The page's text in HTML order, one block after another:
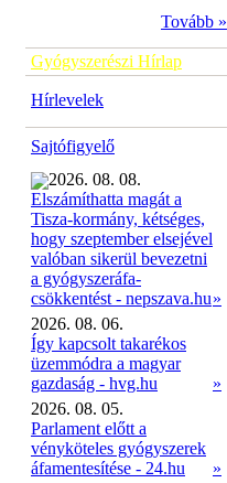
Tovább »
Gyógyszerészi Hírlap
Hírlevelek
Sajtófigyelő
2026. 08. 08.
Elszámíthatta magát a
Tisza-kormány, kétséges,
hogy szeptember elsejével
valóban sikerül bevezetni
a gyógyszeráfa-
csökkentést - nepszava.hu»
2026. 08. 06.
Így kapcsolt takarékos
üzemmódra a magyar
gazdaság - hvg.hu
»
2026. 08. 05.
Parlament előtt a
vényköteles gyógyszerek
áfamentesítése - 24.hu
»